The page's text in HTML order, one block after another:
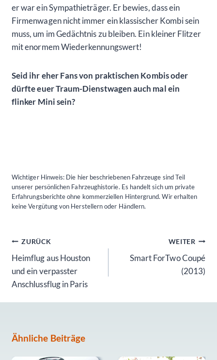
er war ein Sympathieträger. Er bewies, dass ein
Firmenwagen nicht immer ein klassischer Kombi sein
muss, um im Gedächtnis zu bleiben. Ein kleiner Flitzer
mit enormem Wiederkennungswert!
Seid ihr eher Fans von praktischen Kombis oder
dürfte euer Traum-Dienstwagen auch mal ein
flinker Mini sein?
Wichtiger Hinweis: Die hier beschriebenen Fahrzeuge sind Teil
unserer persönlichen Fahrzeughistorie. Es handelt sich um private
Erfahrungsberichte ohne kommerziellen Hintergrund. Wir erhalten
keine Vergütung von Herstellern oder Händlern.
Beitragsnavigation
ZURÜCK
Heimflug aus Houston
und ein verpasster
Anschlussflug in Paris
WEITER
Smart ForTwo Coupé
(2013)
Ähnliche Beiträge